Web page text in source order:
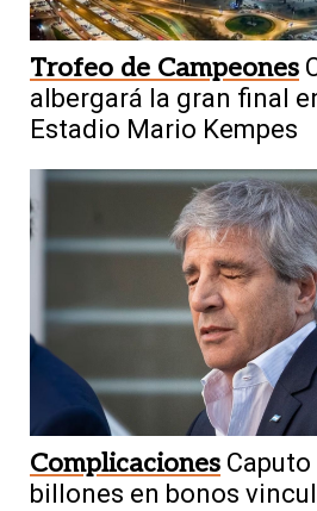
Trofeo de Campeones
albergará la gran final
Estadio Mario Kempes
Complicaciones Caputo
billones en bonos